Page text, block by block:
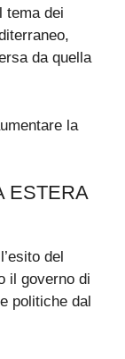
tema dei
da quella
la
ESTERA
del
il governo di
politiche dal